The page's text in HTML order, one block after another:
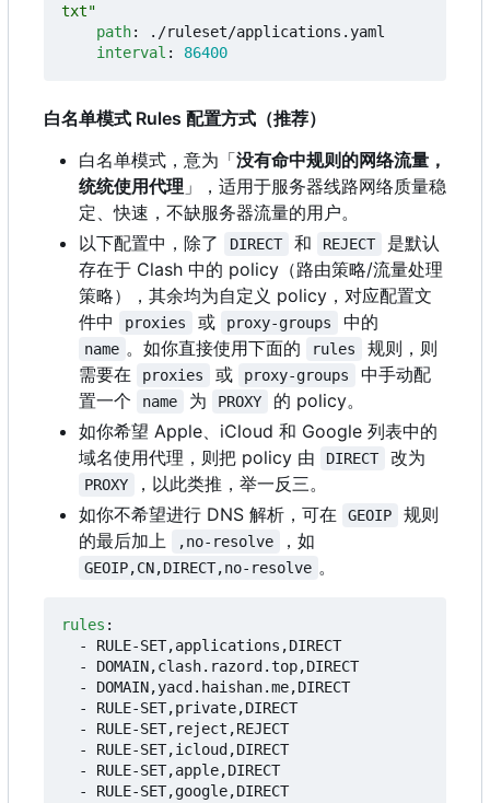
txt"
path:
./ruleset/applications.yaml
interval : 86400
白名单模式 Rules 配置方式（推荐）
白名单模式，意为「没有命中规则的网络流量，
统统使用代理 」，适用于服务器线路网络质量稳
定、快速，不缺服务器流量的用户。
以下配置中，除了
DIRECT 和 REJECT
是默认
存在于 Clash 中的 policy （路由策略/流量处理
策略），其余均为自定义 policy ， 对应配置文
件中
proxies 或 proxy-groups 中的
name 。如你直接使用下面的 rules
规则，则
需要在
proxies 或 proxy-groups
中手动配
置一个
name 为 PROXY
的 policy。
如你希望 Apple、iCloud 和 Google 列表中的
域名使用代理，则把 policy 由
DIRECT 改为
PROXY
，以此类推，举一反三。
如你不希望进行 DNS 解析，可在
GEOIP
规则
的最后加上
,no-resolve ，如
GEOIP,CN,DIRECT,no-resolve 。
rules :
- RULE-SET,applications,DIRECT
- DOMAIN,clash.razord.top,DIRECT
- DOMAIN,yacd.haishan.me,DIRECT
- RULE-SET,private,DIRECT
- RULE-SET,reject,REJECT
- RULE-SET,icloud,DIRECT
- RULE-SET,apple,DIRECT
- RULE-SET,google,DIRECT